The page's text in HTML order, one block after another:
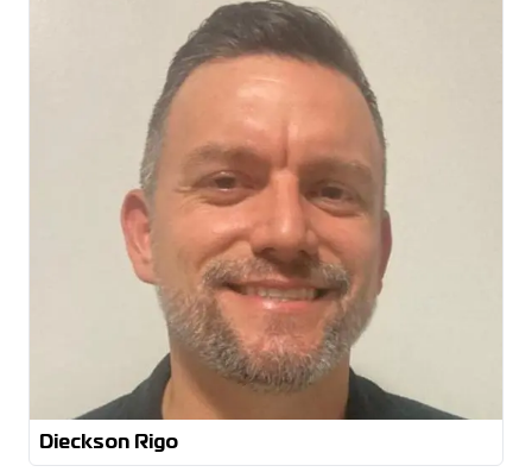
Dieckson Rigo
produção, manutenção, logística,
engenharia e melhoria contínua
gestão de equipes, otimização de
processos e aumento de produtividade
indicadores de performance (KPI’s)
planejamento e controle de produção
Manufacturing, Kaizen, Six Sigma e TPM
SAP, TOTVS e SESUIT
Normas Regulamentadoras (NR’s)
Sistemas de Gestão Integrada (ISO 9001, 14001 e
50001)